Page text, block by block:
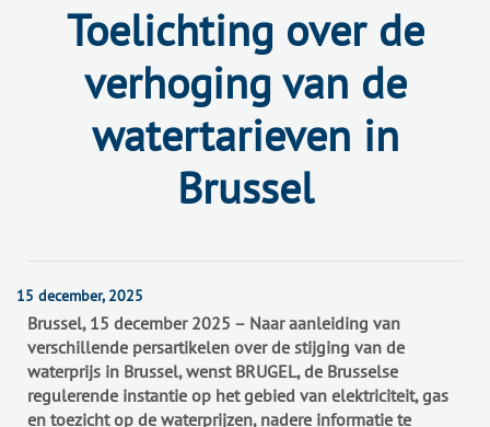
Toelichting over de
verhoging van de
watertarieven in
Brussel
15 december, 2025
Brussel, 15 december 2025 – Naar aanleiding van
verschillende persartikelen over de stijging van de
waterprijs in Brussel, wenst BRUGEL, de Brusselse
regulerende instantie op het gebied van elektriciteit, gas
en toezicht op de waterprijzen, nadere informatie te